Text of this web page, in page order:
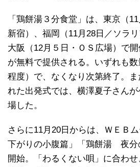
「鶏餅湯３分食堂」は、東京（
新宿）、福岡（11月28日／ソラリ
大阪（12月５日・ＯＳ広場）で開
が無料で提供される。いずれも
程度）で、なくなり次第終了。
れた出発式では、横澤夏子さん
場した。
さらに11月20日からは、ＷＥＢ
下がりの小腹篇」「鶏餅湯 夜分
開始。「わるくない唄」に合わ